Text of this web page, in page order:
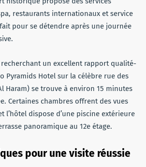
restaurants internationaux et service
pour se détendre après une journée
recherchant un excellent rapport qualité-
Pyramids Hotel sur la célèbre rue des
Haram) se trouve à environ 15 minutes
Certaines chambres offrent des vues
l’hôtel dispose d’une piscine extérieure
panoramique au 12e étage.
pour une visite réussie